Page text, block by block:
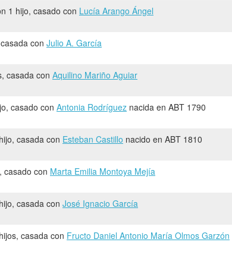
1 hijo, casado con Lucía Arango Ángel
con Julio A. García
casada con Aquilino Mariño Aguiar
casado con Antonia Rodríguez nacida en ABT 1790
casada con Esteban Castillo nacido en ABT 1810
, casado con Marta Emilia Montoya Mejía
casada con José Ignacio García
casada con Fructo Daniel Antonio María Olmos Garzón